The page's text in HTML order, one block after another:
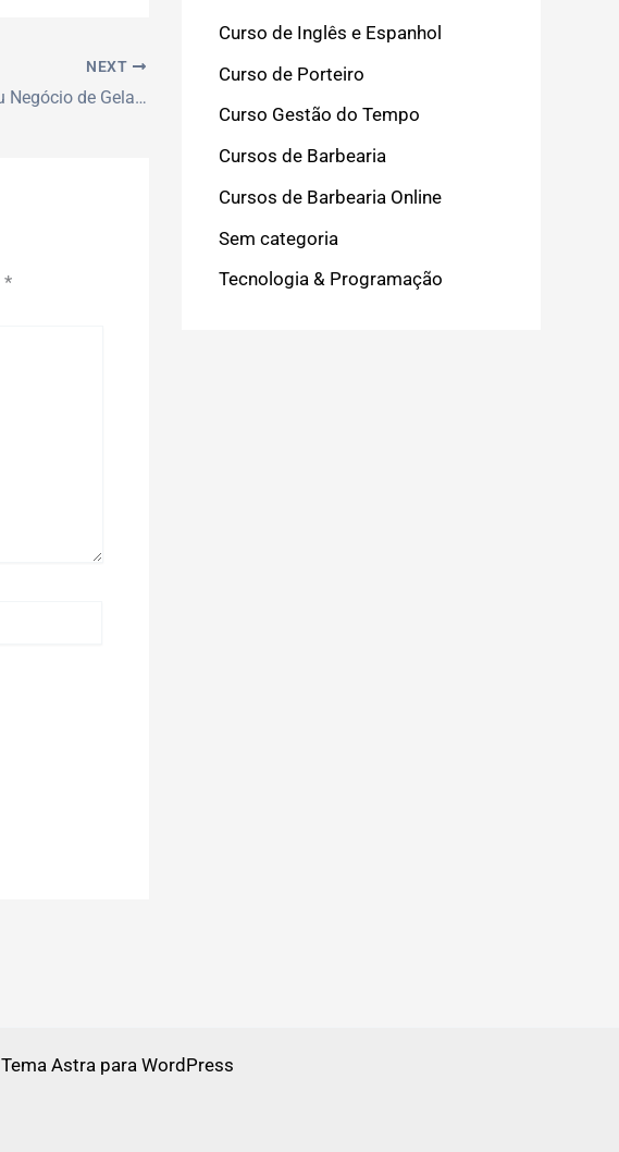
NEXT
Como Iniciar e Crescer seu Negócio de Geladinho Gourmet em Casa: Dicas Essenciais
*
Curso de Inglês e Espanhol
Curso de Porteiro
Curso Gestão do Tempo
Cursos de Barbearia
Cursos de Barbearia Online
Sem categoria
Tecnologia & Programação
Tema Astra para WordPress